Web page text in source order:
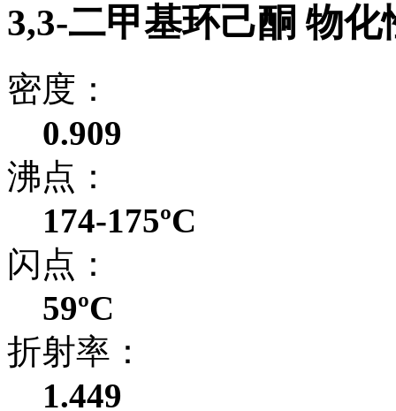
3,3-二甲基环己酮 物化
密度：
0.909
沸点：
174-175ºC
闪点：
59ºC
折射率：
1.449